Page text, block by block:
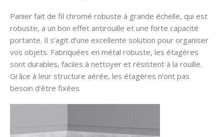
Panier fait de fil chromé robuste à grande échelle, qui est
robuste, a un bon effet antirouille et une forte capacité
portante. Il s’agit d’une excellente solution pour organiser
vos objets. Fabriquées en métal robuste, les étagères
sont durables, faciles à nettoyer et résistent à la rouille.
Grâce à leur structure aérée, les étagères n’ont pas
besoin d’être fixées